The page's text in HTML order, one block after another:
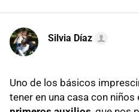
Silvia Díaz
Uno de los básicos
tener en una casa con niños